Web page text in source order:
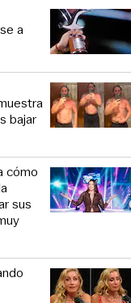
a
bajar
cómo
sus